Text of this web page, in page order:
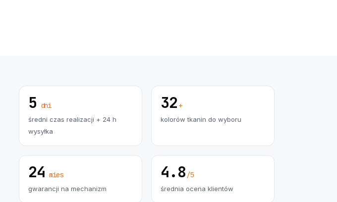
5 dni
średni czas realizacji + 24 h
wysyłka
32 +
kolorów tkanin do wyboru
24 mies
gwarancji na mechanizm
4.8 /5
średnia ocena klientów